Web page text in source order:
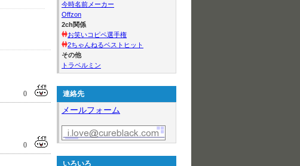
0
0
今時名前メーカー
Offzon
2ch関係
お笑いコピペ選手権
2ちゃんねるベストヒット
その他
トラベルミン
連絡先
メールフォーム
いろいろ